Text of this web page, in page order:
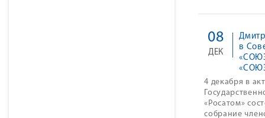
в
08
ДЕК
4 декабря в
«Росатом»
собрание